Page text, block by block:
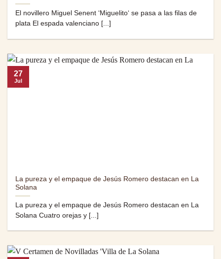
El novillero Miguel Senent ‘Miguelito‘ se pasa a las filas de
plata El espada valenciano [...]
La pureza y el empaque de Jesús Romero destacan en La
Solana
La pureza y el empaque de Jesús Romero destacan en La
Solana Cuatro orejas y [...]
27
Jul